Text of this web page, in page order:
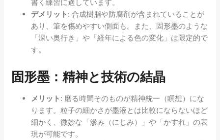
書く練習に適しています。
デメリット: 合成樹脂や防腐剤が含まれていることが
あり、筆を傷めやすい側面も。また、固形墨のような
「深い奥行き」や「経年による色の変化」は限定的で
す。
固形墨：精神と技術の結晶
メリット: 磨る時間そのものが精神統一（瞑想）にな
ります。粒子の細かさが墨液とは比較にならないほど
細かく、微妙な「滲み（にじみ）」や「かすれ」の表
現が可能です。